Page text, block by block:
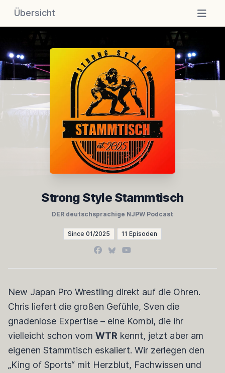
Übersicht
Strong Style Stammtisch
DER deutschsprachige NJPW Podcast
Since 01/2025 11 Episoden
Facebook
BlueskyYouTube
New Japan Pro Wrestling direkt auf die Ohren.
Chris liefert die großen Gefühle, Sven die
gnadenlose Expertise – eine Kombi, die ihr
vielleicht schon vom WTR kennt, jetzt aber am
eigenen Stammtisch eskaliert. Wir zerlegen den
„King of Sports“ mit Herzblut, Fachwissen und